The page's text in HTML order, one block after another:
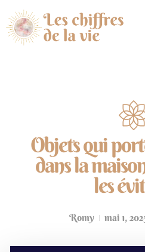
Objets qui
dans la
les
Romy mai 1,